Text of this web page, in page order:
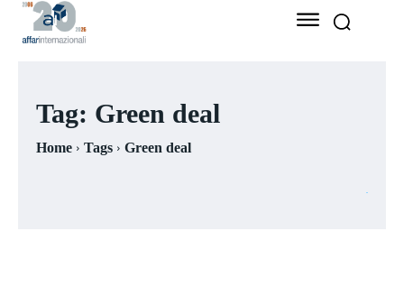
Tag: Green deal
Home Tags Green deal